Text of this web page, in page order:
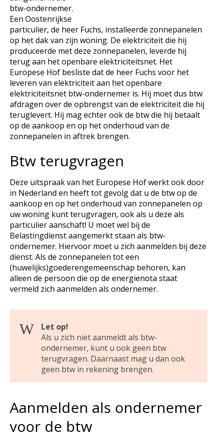
btw-ondernemer.
Een Oostenrijkse
particulier, de heer Fuchs, installeerde zonnepanelen
op het dak van zijn woning. De elektriciteit die hij
produceerde met deze zonnepanelen, leverde hij
terug aan het openbare elektriciteitsnet. Het
Europese Hof besliste dat de heer Fuchs voor het
leveren van elektriciteit aan het openbare
elektriciteitsnet btw-ondernemer is. Hij moet dus btw
afdragen over de opbrengst van de elektriciteit die hij
teruglevert. Hij mag echter ook de btw die hij betaalt
op de aankoop en op het onderhoud van de
zonnepanelen in aftrek brengen.
Btw terugvragen
Deze uitspraak van het Europese Hof werkt ook door
in Nederland en heeft tot gevolg dat u de btw op de
aankoop en op het onderhoud van zonnepanelen op
uw woning kunt terugvragen, ook als u deze als
particulier aanschaft! U moet wel bij de
Belastingdienst aangemerkt staan als btw-
ondernemer. Hiervoor moet u zich aanmelden bij deze
dienst. Als de zonnepanelen tot een
(huwelijks)goederengemeenschap behoren, kan
alleen de persoon die op de energienota staat
vermeld zich aanmelden als ondernemer.
Let op!
Als u zich niet aanmeldt als btw-
ondernemer, kunt u ook geen btw
terugvragen. Daarnaast mag u dan ook
geen btw in rekening brengen.
Aanmelden als ondernemer
voor de btw